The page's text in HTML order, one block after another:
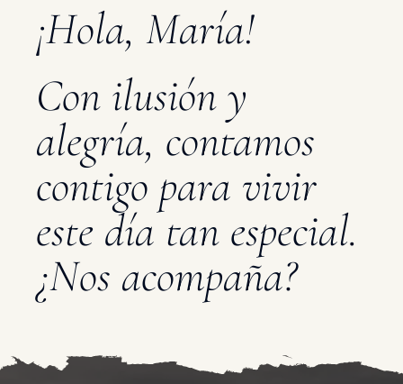
¡Hola, María!
Con ilusión y
alegría, contamos
contigo para vivir
este día tan especial.
¿Nos acompaña?